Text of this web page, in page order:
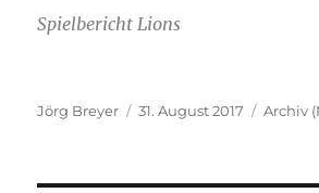
Spielbericht Lions
Autor
Jörg Breyer
Veröffentlicht
31. August 2017 Archiv